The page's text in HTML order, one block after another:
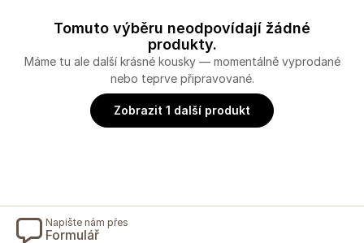
Tomuto výběru neodpovídají žádné
produkty.
Máme tu ale další krásné kousky — momentálně vyprodané
nebo teprve připravované.
Zobrazit 1 další produkt
Napište nám přes
Formulář